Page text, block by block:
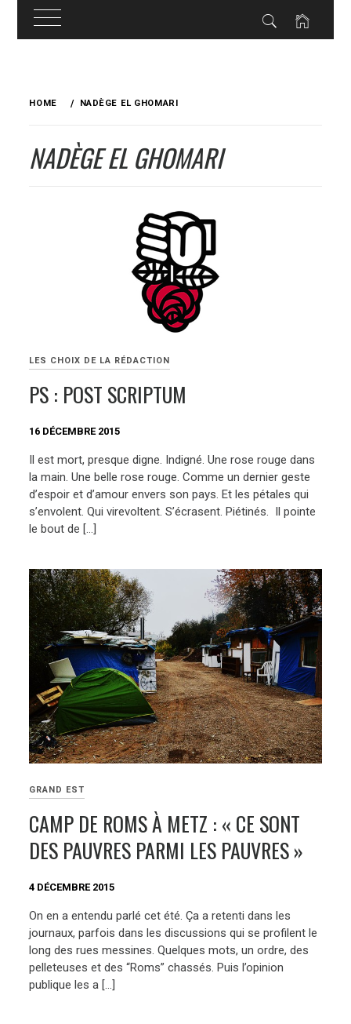
HOME NADÈGE EL GHOMARI
NADÈGE EL GHOMARI
LES CHOIX DE LA RÉDACTION
PS : POST SCRIPTUM
16 DÉCEMBRE 2015
Il est mort, presque digne. Indigné. Une rose rouge dans
la main. Une belle rose rouge. Comme un dernier geste
d’espoir et d’amour envers son pays. Et les pétales qui
s’envolent. Qui virevoltent. S’écrasent. Piétinés. Il pointe
le bout de […]
GRAND EST
CAMP DE ROMS À METZ : « CE SONT
DES PAUVRES PARMI LES PAUVRES »
4 DÉCEMBRE 2015
On en a entendu parlé cet été. Ça a retenti dans les
journaux, parfois dans les discussions qui se profilent le
long des rues messines. Quelques mots, un ordre, des
pelleteuses et des “Roms” chassés. Puis l’opinion
publique les a […]